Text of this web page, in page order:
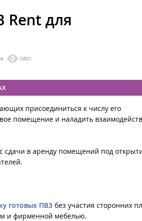
Rent для
0 10021
присоединиться к числу его
помещение и наладить
сдачи в аренду помещений под
готовых ПВЗ без участия сторонних
и фирменной мебелью.